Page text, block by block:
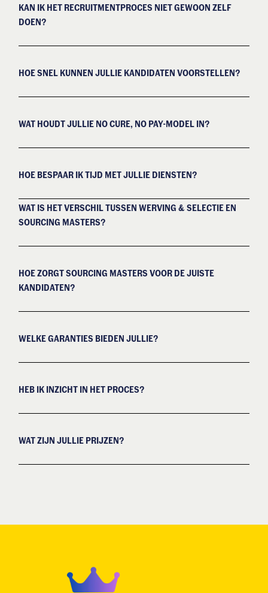
KAN IK HET RECRUITMENTPROCES NIET GEWOON ZELF
DOEN?
HOE SNEL KUNNEN JULLIE KANDIDATEN VOORSTELLEN?
WAT HOUDT JULLIE NO CURE, NO PAY-MODEL IN?
HOE BESPAAR IK TIJD MET JULLIE DIENSTEN?
WAT IS HET VERSCHIL TUSSEN WERVING & SELECTIE EN
SOURCING MASTERS?
HOE ZORGT SOURCING MASTERS VOOR DE JUISTE
KANDIDATEN?
WELKE GARANTIES BIEDEN JULLIE?
HEB IK INZICHT IN HET PROCES?
WAT ZIJN JULLIE PRIJZEN?